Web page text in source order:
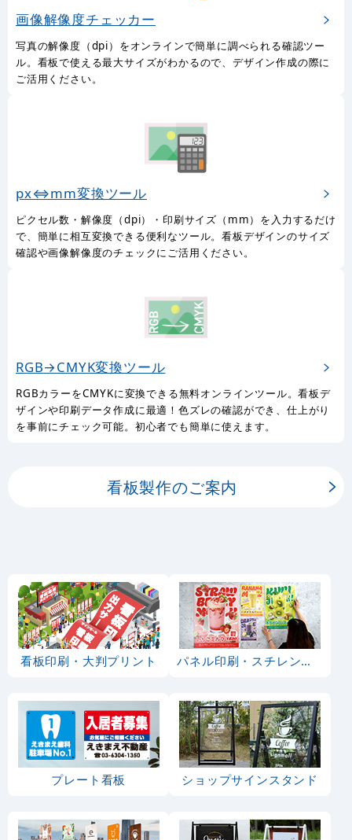
画像解像度チェッカー
写真の解像度（dpi）をオンラインで簡単に調べられる確認ツー
ル。看板で使える最大サイズがわかるので、デザイン作成の際に
ご活用ください。
px⇔mm変換ツール
ピクセル数・解像度（dpi）・印刷サイズ（mm）を入力するだけ
で、簡単に相互変換できる便利なツール。看板デザインのサイズ
確認や画像解像度のチェックにご活用ください。
RGB→CMYK変換ツール
RGBカラーをCMYKに変換できる無料オンラインツール。看板デ
ザインや印刷データ作成に最適！色ズレの確認ができ、仕上がり
を事前にチェック可能。初心者でも簡単に使えます。
看板製作のご案内
看板印刷・大判プリント パネル印刷・スチレンボード
プレート看板 ショップサインスタンド